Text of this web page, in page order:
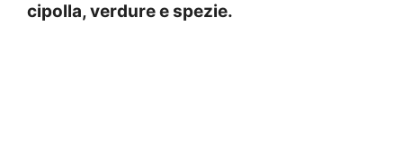
cipolla, verdure e spezie.